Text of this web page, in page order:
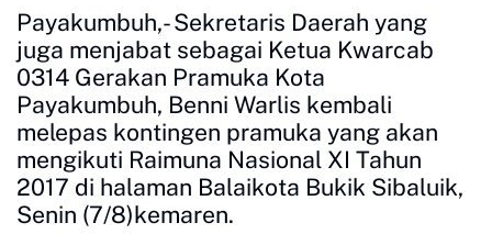
Payakumbuh,- Sekretaris Daerah yang
juga menjabat sebagai Ketua Kwarcab
0314 Gerakan Pramuka Kota
Payakumbuh, Benni Warlis kembali
melepas kontingen pramuka yang akan
mengikuti Raimuna Nasional XI Tahun
2017 di halaman Balaikota Bukik Sibaluik,
Senin (7/8)kemaren.